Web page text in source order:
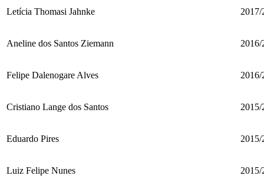
Letícia Thomasi Jahnke 2017/
Aneline dos Santos Ziemann 2016/
Felipe Dalenogare Alves
Cristiano Lange dos Santos 2015/
Eduardo Pires
Luiz Felipe Nunes 2015/